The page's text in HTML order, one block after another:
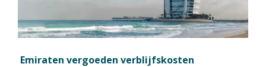
Emiraten vergoeden verblijfskosten